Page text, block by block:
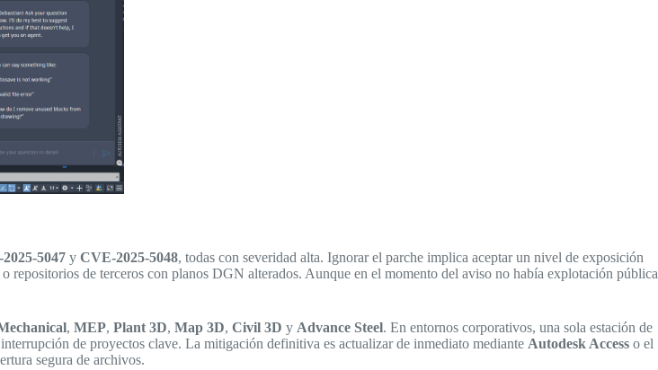
5047 y CVE-2025-5048, todas con severidad alta. Ignorar el parche implica aceptar un nivel de exposición
repositorios de terceros con planos DGN alterados. Aunque en el momento del aviso no había explotación pública
, MEP, Plant 3D, Map 3D, Civil 3D y Advance Steel. En entornos corporativos, una sola estación de
de proyectos clave. La mitigación definitiva es actualizar de inmediato mediante Autodesk Access o el
segura de archivos.